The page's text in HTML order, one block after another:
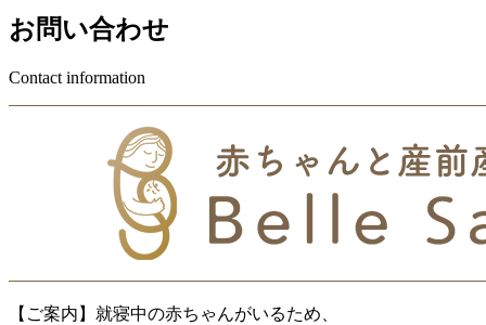
お問い合わせ
Contact information
【ご案内】就寝中の赤ちゃんがいるため、